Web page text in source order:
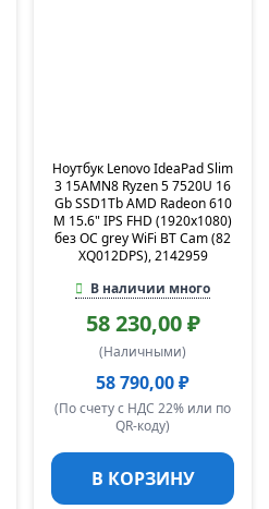
Ноутбук Lenovo IdeaPad Slim
3 15AMN8 Ryzen 5 7520U 16
Gb SSD1Tb AMD Radeon 610
M 15.6" IPS FHD (1920x1080)
без ОС grey WiFi BT Cam (82
XQ012DPS), 2142959
В наличии много
58 230,00 ₽
(Наличными)
58 790,00 ₽
(По счету с НДС 22% или по
QR-коду)
В КОРЗИНУ